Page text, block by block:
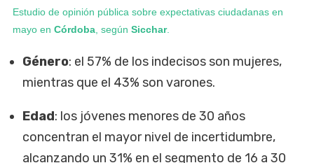
Estudio de opinión pública sobre expectativas ciudadanas en
mayo en Córdoba , según Sicchar.
Género: el 57% de los indecisos son mujeres,
mientras que el 43% son varones.
Edad: los jóvenes menores de 30 años
concentran el mayor nivel de incertidumbre,
alcanzando un 31% en el segmento de 16 a 30